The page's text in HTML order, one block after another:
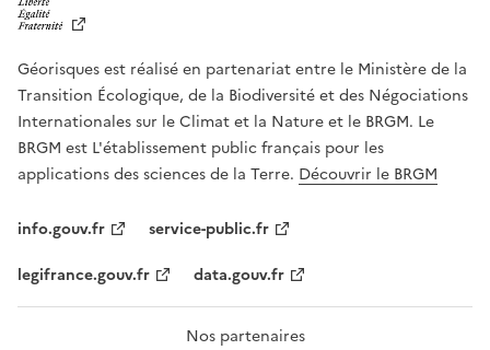
T
É
,
É
G
A
L
F
A
T
Géorisques est réalisé en partenariat entre le Ministère de la
Transition Écologique, de la Biodiversité et des Négociations
Internationales sur le Climat et la Nature et le BRGM. Le
BRGM est L'établissement public français pour les
applications des sciences de la Terre. Découvrir le BRGM
info.gouv.fr
service-public.fr
legifrance.gouv.fr
data.gouv.fr
Nos partenaires